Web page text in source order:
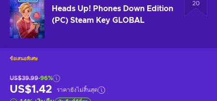
Heads Up! Phones Down Edition
(PC) Steam Key GLOBAL
20
ข้อเสนอพิเศษ
US$39.99-96%
US$1.42 ราคายังไม่สิ้นสุด